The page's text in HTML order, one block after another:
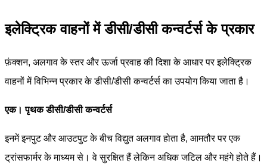
इलेक्ट्रिक वाहनों में डीसी/डीसी कन्वर्टर्स के प्रकार
फ़ंक्शन, अलगाव के स्तर और ऊर्जा प्रवाह की दिशा के आधार पर इलेक्ट्रिक
वाहनों में विभिन्न प्रकार के डीसी/डीसी कन्वर्टर्स का उपयोग किया जाता है।
एक। पृथक डीसी/डीसी कन्वर्टर्स
इनमें इनपुट और आउटपुट के बीच विद्युत अलगाव होता है, आमतौर पर एक
ट्रांसफार्मर के माध्यम से। वे सुरक्षित हैं लेकिन अधिक जटिल और महंगे होते हैं।